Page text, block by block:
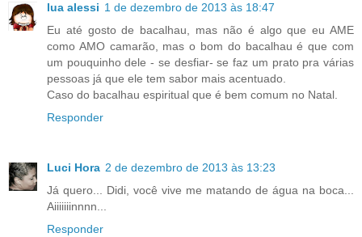
lua alessi 1 de dezembro de 2013 às 18:47
Eu até gosto de bacalhau, mas não é algo que eu AME
como AMO camarão, mas o bom do bacalhau é que com
um pouquinho dele - se desfiar- se faz um prato pra várias
pessoas já que ele tem sabor mais acentuado.
Caso do bacalhau espiritual que é bem comum no Natal.
Responder
Luci Hora 2 de dezembro de 2013 às 13:23
Já quero... Didi, você vive me matando de água na boca...
Aiiiiiiinnnn...
Responder